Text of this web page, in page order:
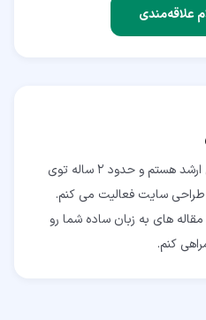
علاقه‌مندی
دانشجوی کارشناسی ارشد هستم و حدود 2 ساله توی
طراحی سایت فعالیت می کنم.
های به زبان ساده شما رو
کنم.